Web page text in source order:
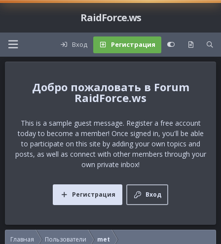
RaidForce.ws
Вход Регистрация
Forum
RaidForce.ws
This is a sample guest message. Register a free account
today to become a member! Once signed in, you'll be able
to participate on this site by adding your own topics and
posts, as well as connect with other members through your
own private inbox!
Вход
Регистрация
Главная Пользователи met